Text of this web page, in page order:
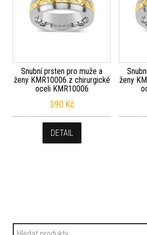
Snubní prsten pro muže a
ženy KMR10006 z chirurgické
oceli KMR10006
390 Kč
DETAIL
ženy
Hledat: